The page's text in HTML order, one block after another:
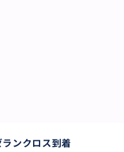
ランクロス到着